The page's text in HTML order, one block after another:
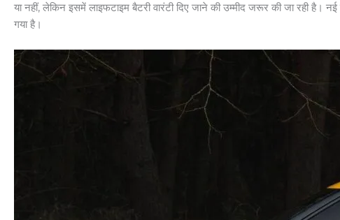
या नहीं, लेकिन इसमें लाइफटाइम बैटरी वारंटी दिए जाने की उम्मीद जरूर की जा रही
गया है।